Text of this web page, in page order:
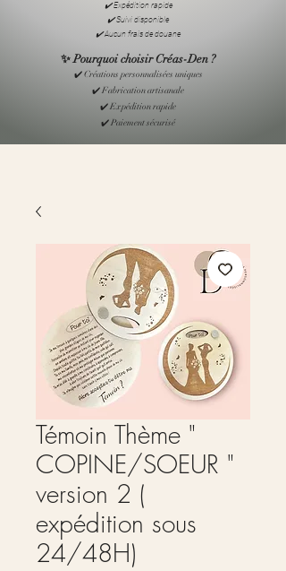
✔️ Expédition rapide
✔️ Suivi disponible
✔️ Aucun frais de douane
✨ Pourquoi choisir Créas-Den ?
✔️ Créations personnalisées uniques
✔️ Fabrication artisanale
✔️ Expédition rapide
✔️ Paiement sécurisé
Témoin Thème "
COPINE/SOEUR "
version 2 (
expédition sous
24/48H)